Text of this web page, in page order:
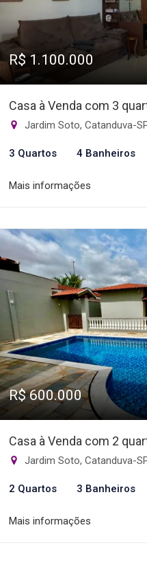
R$ 1.100.000
Casa à Venda com 3
Jardim Soto, Catanduva-
3 Quartos 4 Banheiros
Mais informações
R$ 600.000
Casa à Venda com 2
Jardim Soto, Catanduva-
2 Quartos 3 Banheiros
Mais informações